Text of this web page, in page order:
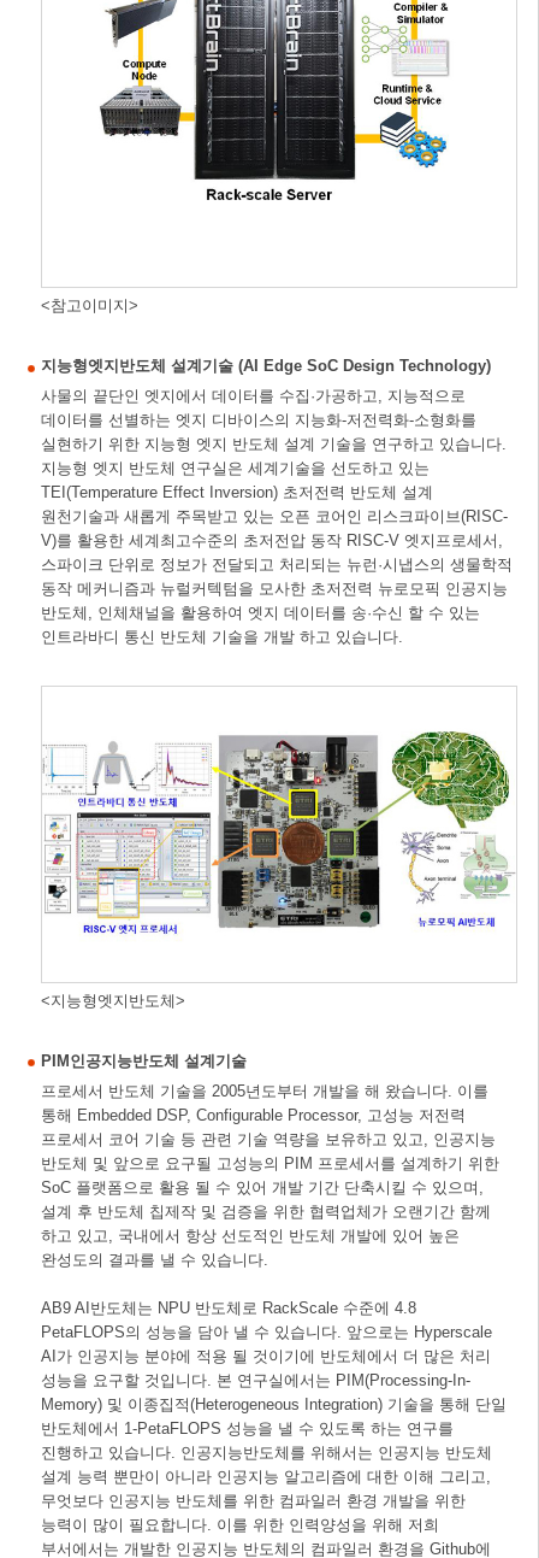
<참고이미지>
지능형엣지반도체 설계기술 (AI Edge SoC Design Technology)
사물의 끝단인 엣지에서 데이터를 수집·가공하고, 지능적으로
데이터를 선별하는 엣지 디바이스의 지능화-저전력화-소형화를
실현하기 위한 지능형 엣지 반도체 설계 기술을 연구하고 있습니다.
지능형 엣지 반도체 연구실은 세계기술을 선도하고 있는
TEI(Temperature Effect Inversion) 초저전력 반도체 설계
원천기술과 새롭게 주목받고 있는 오픈 코어인 리스크파이브(RISC-
V)를 활용한 세계최고수준의 초저전압 동작 RISC-V 엣지프로세서,
스파이크 단위로 정보가 전달되고 처리되는 뉴런·시냅스의 생물학적
동작 메커니즘과 뉴럴커텍텀을 모사한 초저전력 뉴로모픽 인공지능
반도체, 인체채널을 활용하여 엣지 데이터를 송·수신 할 수 있는
인트라바디 통신 반도체 기술을 개발 하고 있습니다.
<지능형엣지반도체>
PIM인공지능반도체 설계기술
프로세서 반도체 기술을 2005년도부터 개발을 해 왔습니다. 이를
통해 Embedded DSP, Configurable Processor, 고성능 저전력
프로세서 코어 기술 등 관련 기술 역량을 보유하고 있고, 인공지능
반도체 및 앞으로 요구될 고성능의 PIM 프로세서를 설계하기 위한
SoC 플랫폼으로 활용 될 수 있어 개발 기간 단축시킬 수 있으며,
설계 후 반도체 칩제작 및 검증을 위한 협력업체가 오랜기간 함께
하고 있고, 국내에서 항상 선도적인 반도체 개발에 있어 높은
완성도의 결과를 낼 수 있습니다.
AB9 AI반도체는 NPU 반도체로 RackScale 수준에 4.8
PetaFLOPS의 성능을 담아 낼 수 있습니다. 앞으로는 Hyperscale
AI가 인공지능 분야에 적용 될 것이기에 반도체에서 더 많은 처리
성능을 요구할 것입니다. 본 연구실에서는 PIM(Processing-In-
Memory) 및 이종집적(Heterogeneous Integration) 기술을 통해 단일
반도체에서 1-PetaFLOPS 성능을 낼 수 있도록 하는 연구를
진행하고 있습니다. 인공지능반도체를 위해서는 인공지능 반도체
설계 능력 뿐만이 아니라 인공지능 알고리즘에 대한 이해 그리고,
무엇보다 인공지능 반도체를 위한 컴파일러 환경 개발을 위한
능력이 많이 필요합니다. 이를 위한 인력양성을 위해 저희
부서에서는 개발한 인공지능 반도체의 컴파일러 환경을 Github에